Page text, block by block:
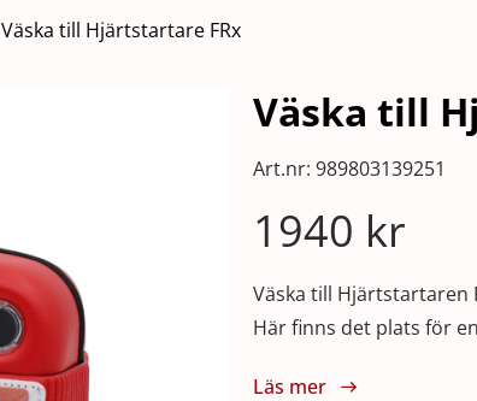
Väska till Hjärtstartare FRx
Väska till
Art.nr: 989803139251
1940 kr
Väska till Hjärtstartaren
Här finns det plats för
Läs mer